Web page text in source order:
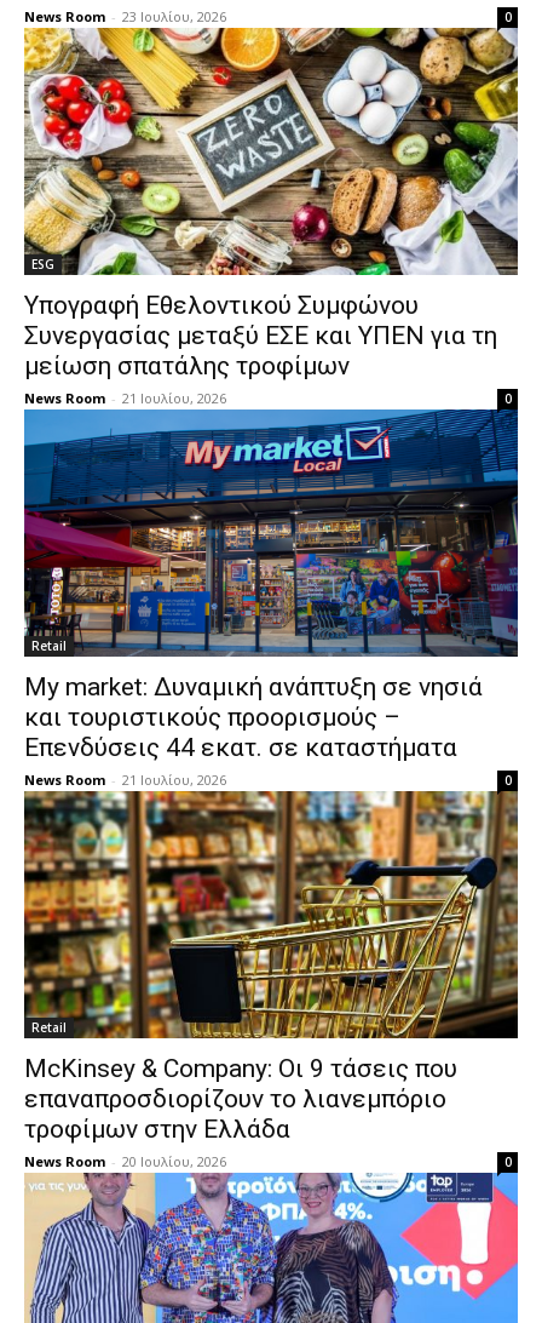
News Room - 23 Ιουλίου, 2026 0
ESG
Υπογραφή Εθελοντικού Συμφώνου
Συνεργασίας μεταξύ ΕΣΕ και ΥΠΕΝ για τη
μείωση σπατάλης τροφίμων
News Room - 21 Ιουλίου, 2026 0
Retail
My market: Δυναμική ανάπτυξη σε νησιά
και τουριστικούς προορισμούς –
Επενδύσεις 44 εκατ. σε καταστήματα
News Room - 21 Ιουλίου, 2026 0
Retail
McKinsey & Company: Οι 9 τάσεις που
επαναπροσδιορίζουν το λιανεμπόριο
τροφίμων στην Ελλάδα
News Room - 20 Ιουλίου, 2026 0